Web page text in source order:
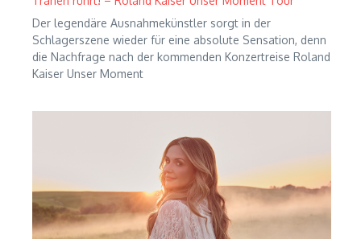
Der legendäre Ausnahmekünstler sorgt in der
Schlagerszene wieder für eine absolute Sensation, denn
die Nachfrage nach der kommenden Konzertreise Roland
Kaiser Unser Moment